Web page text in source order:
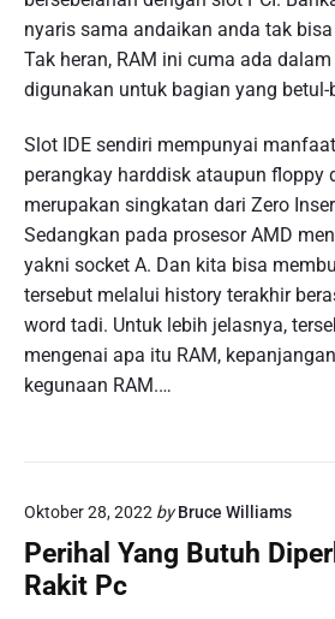
nyaris sama andaikan anda tak
Tak heran, RAM ini cuma ada
digunakan untuk bagian yang betul-
Slot IDE sendiri mempunyai
perangkay harddisk ataupun floppy
merupakan singkatan dari Zero
Sedangkan pada prosesor AMD
yakni socket A. Dan kita bisa
tersebut melalui history terakhir
word tadi. Untuk lebih jelasnya,
mengenai apa itu RAM,
kegunaan RAM.…
Oktober 28, 2022 by Bruce Williams
Perihal Yang Butuh
Rakit Pc